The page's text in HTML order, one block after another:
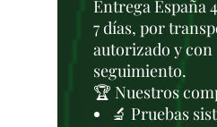
Entrega España
7 días, por
autorizado y con
seguimiento.
🏆 Nuestros
🔬 Pruebas